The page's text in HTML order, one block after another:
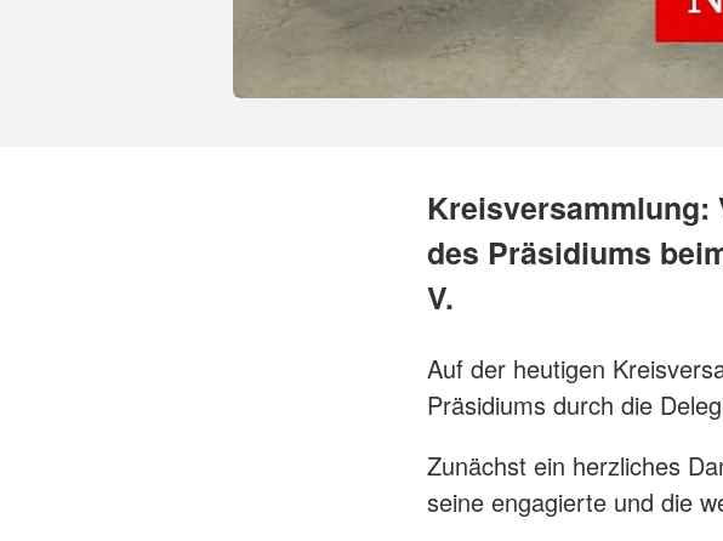
Kreisversammlung:
des Präsidiums
V.
Auf der heutigen
Präsidiums durch die
Zunächst ein herzliches
seine engagierte und die